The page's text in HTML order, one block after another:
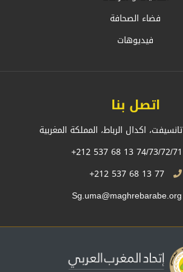
فضاء الصحافة
فيديوهات
اتصل بنا
77 13 68 537 212+